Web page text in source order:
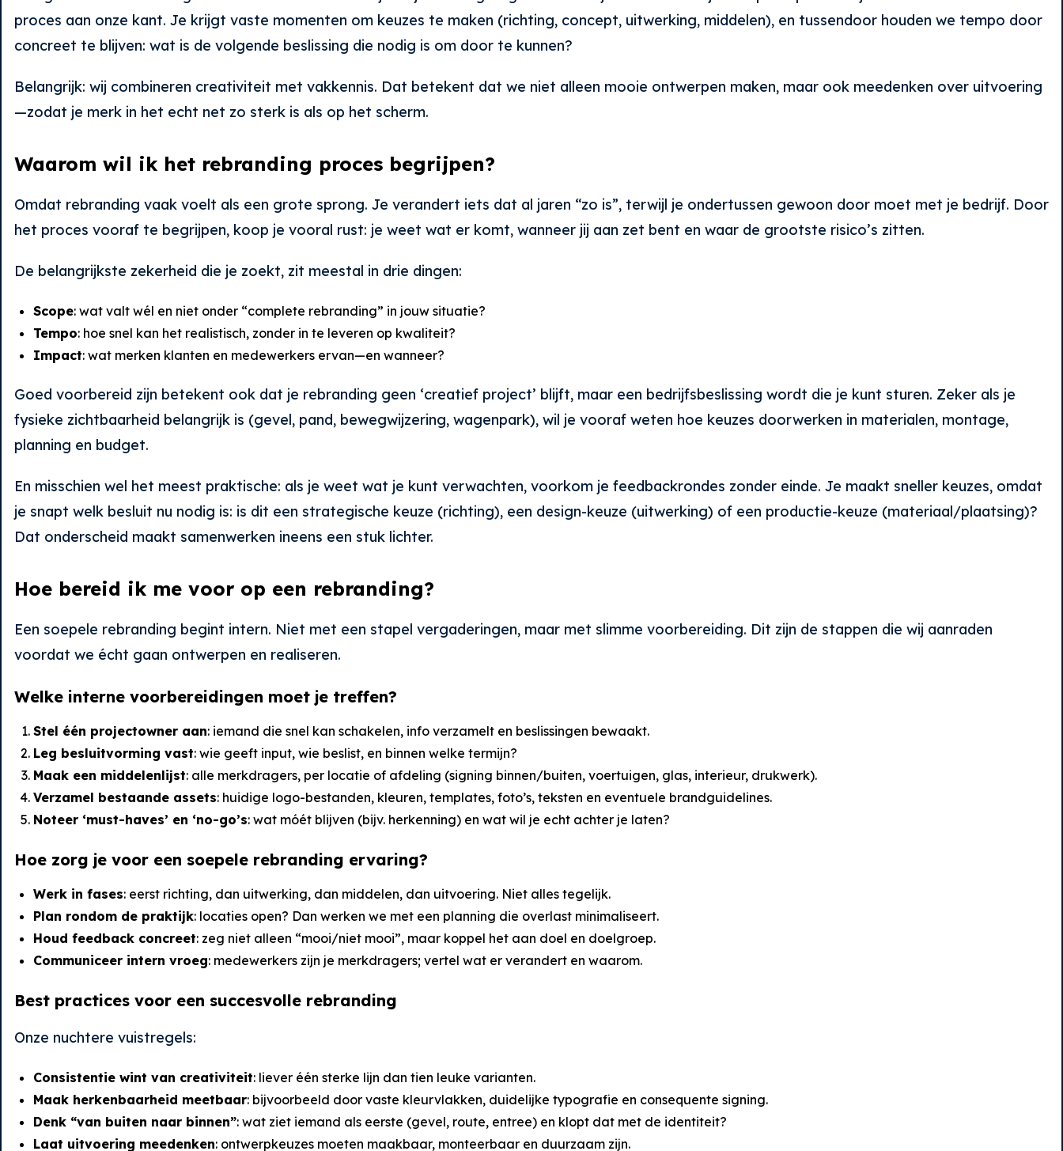
proces aan onze kant. Je krijgt vaste momenten om keuzes te maken (richting, concept, uitwerking, middelen), en tussendoor houden we tempo door
concreet te blijven: wat is de volgende beslissing die nodig is om door te kunnen?
Belangrijk: wij combineren creativiteit met vakkennis. Dat betekent dat we niet alleen mooie ontwerpen maken, maar ook meedenken over uitvoering
—zodat je merk in het echt net zo sterk is als op het scherm.
Waarom wil ik het rebranding proces begrijpen?
Omdat rebranding vaak voelt als een grote sprong. Je verandert iets dat al jaren “zo is”, terwijl je ondertussen gewoon door moet met je bedrijf. Door
het proces vooraf te begrijpen, koop je vooral rust: je weet wat er komt, wanneer jij aan zet bent en waar de grootste risico’s zitten.
De belangrijkste zekerheid die je zoekt, zit meestal in drie dingen:
Scope: wat valt wél en niet onder “complete rebranding” in jouw situatie?
Tempo: hoe snel kan het realistisch, zonder in te leveren op kwaliteit?
Impact: wat merken klanten en medewerkers ervan—en wanneer?
Goed voorbereid zijn betekent ook dat je rebranding geen ‘creatief project’ blijft, maar een bedrijfsbeslissing wordt die je kunt sturen. Zeker als je
fysieke zichtbaarheid belangrijk is (gevel, pand, bewegwijzering, wagenpark), wil je vooraf weten hoe keuzes doorwerken in materialen, montage,
planning en budget.
En misschien wel het meest praktische: als je weet wat je kunt verwachten, voorkom je feedbackrondes zonder einde. Je maakt sneller keuzes, omdat
je snapt welk besluit nu nodig is: is dit een strategische keuze (richting), een design-keuze (uitwerking) of een productie-keuze (materiaal/plaatsing)?
Dat onderscheid maakt samenwerken ineens een stuk lichter.
Hoe bereid ik me voor op een rebranding?
Een soepele rebranding begint intern. Niet met een stapel vergaderingen, maar met slimme voorbereiding. Dit zijn de stappen die wij aanraden
voordat we écht gaan ontwerpen en realiseren.
Welke interne voorbereidingen moet je treffen?
Stel één projectowner aan: iemand die snel kan schakelen, info verzamelt en beslissingen bewaakt.
Leg besluitvorming vast: wie geeft input, wie beslist, en binnen welke termijn?
Maak een middelenlijst: alle merkdragers, per locatie of afdeling (signing binnen/buiten, voertuigen, glas, interieur, drukwerk).
Verzamel bestaande assets: huidige logo-bestanden, kleuren, templates, foto’s, teksten en eventuele brandguidelines.
Noteer ‘must-haves’ en ‘no-go’s: wat móét blijven (bijv. herkenning) en wat wil je echt achter je laten?
Hoe zorg je voor een soepele rebranding ervaring?
Werk in fases: eerst richting, dan uitwerking, dan middelen, dan uitvoering. Niet alles tegelijk.
Plan rondom de praktijk: locaties open? Dan werken we met een planning die overlast minimaliseert.
Houd feedback concreet: zeg niet alleen “mooi/niet mooi”, maar koppel het aan doel en doelgroep.
Communiceer intern vroeg: medewerkers zijn je merkdragers; vertel wat er verandert en waarom.
Best practices voor een succesvolle rebranding
Onze nuchtere vuistregels:
Consistentie wint van creativiteit: liever één sterke lijn dan tien leuke varianten.
Maak herkenbaarheid meetbaar: bijvoorbeeld door vaste kleurvlakken, duidelijke typografie en consequente signing.
Denk “van buiten naar binnen”: wat ziet iemand als eerste (gevel, route, entree) en klopt dat met de identiteit?
Laat uitvoering meedenken: ontwerpkeuzes moeten maakbaar, monteerbaar en duurzaam zijn.